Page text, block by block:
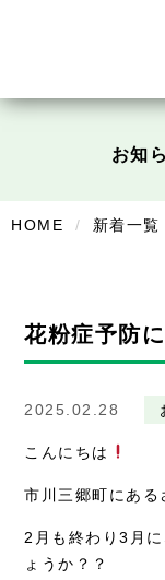
かえる堂鍼灸院 整骨
デイサービスあやめ
在宅部門事務所
美容
美容鍼・コルギ
採用情報
お知
HOME 新着一覧
花粉症予防に
2025.02.28
こんにちは
市川三郷町にある
2月も終わり3月
ょうか？？